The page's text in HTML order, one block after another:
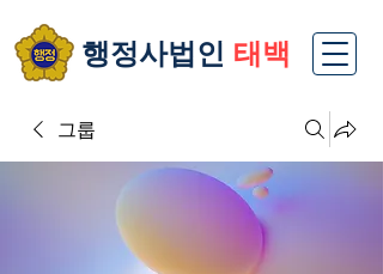
​행정사법인 태백
그룹